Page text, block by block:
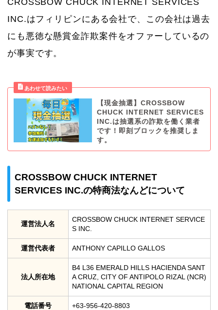
INC.はフィリピンにある会社で、この会社は過去
にも悪徳な懸賞金詐欺案件をオファーしているの
が事実です。
【現金抽選】CROSSBOW
CHUCK INTERNET SERVICES
INC.は抽選系の詐欺を働く業者
です！即刻ブロックを推奨しま
す。
CROSSBOW CHUCK INTERNET
SERVICES INC.の特商法なんどについて
運営法人名
CROSSBOW CHUCK INTERNET SERVICE
S INC.
運営代表者 ANTHONY CAPILLO GALLOS
法人所在地
B4 L36 EMERALD HILLS HACIENDA SANT
A CRUZ, CITY OF ANTIPOLO RIZAL (NCR)
NATIONAL CAPITAL REGION
電話番号 +63-956-420-8803